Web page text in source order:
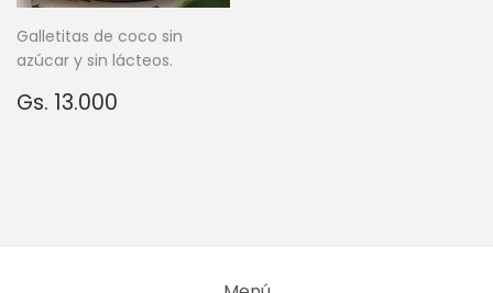
Galletitas de coco sin
azúcar y sin lácteos.
Precio
Gs. 13.000